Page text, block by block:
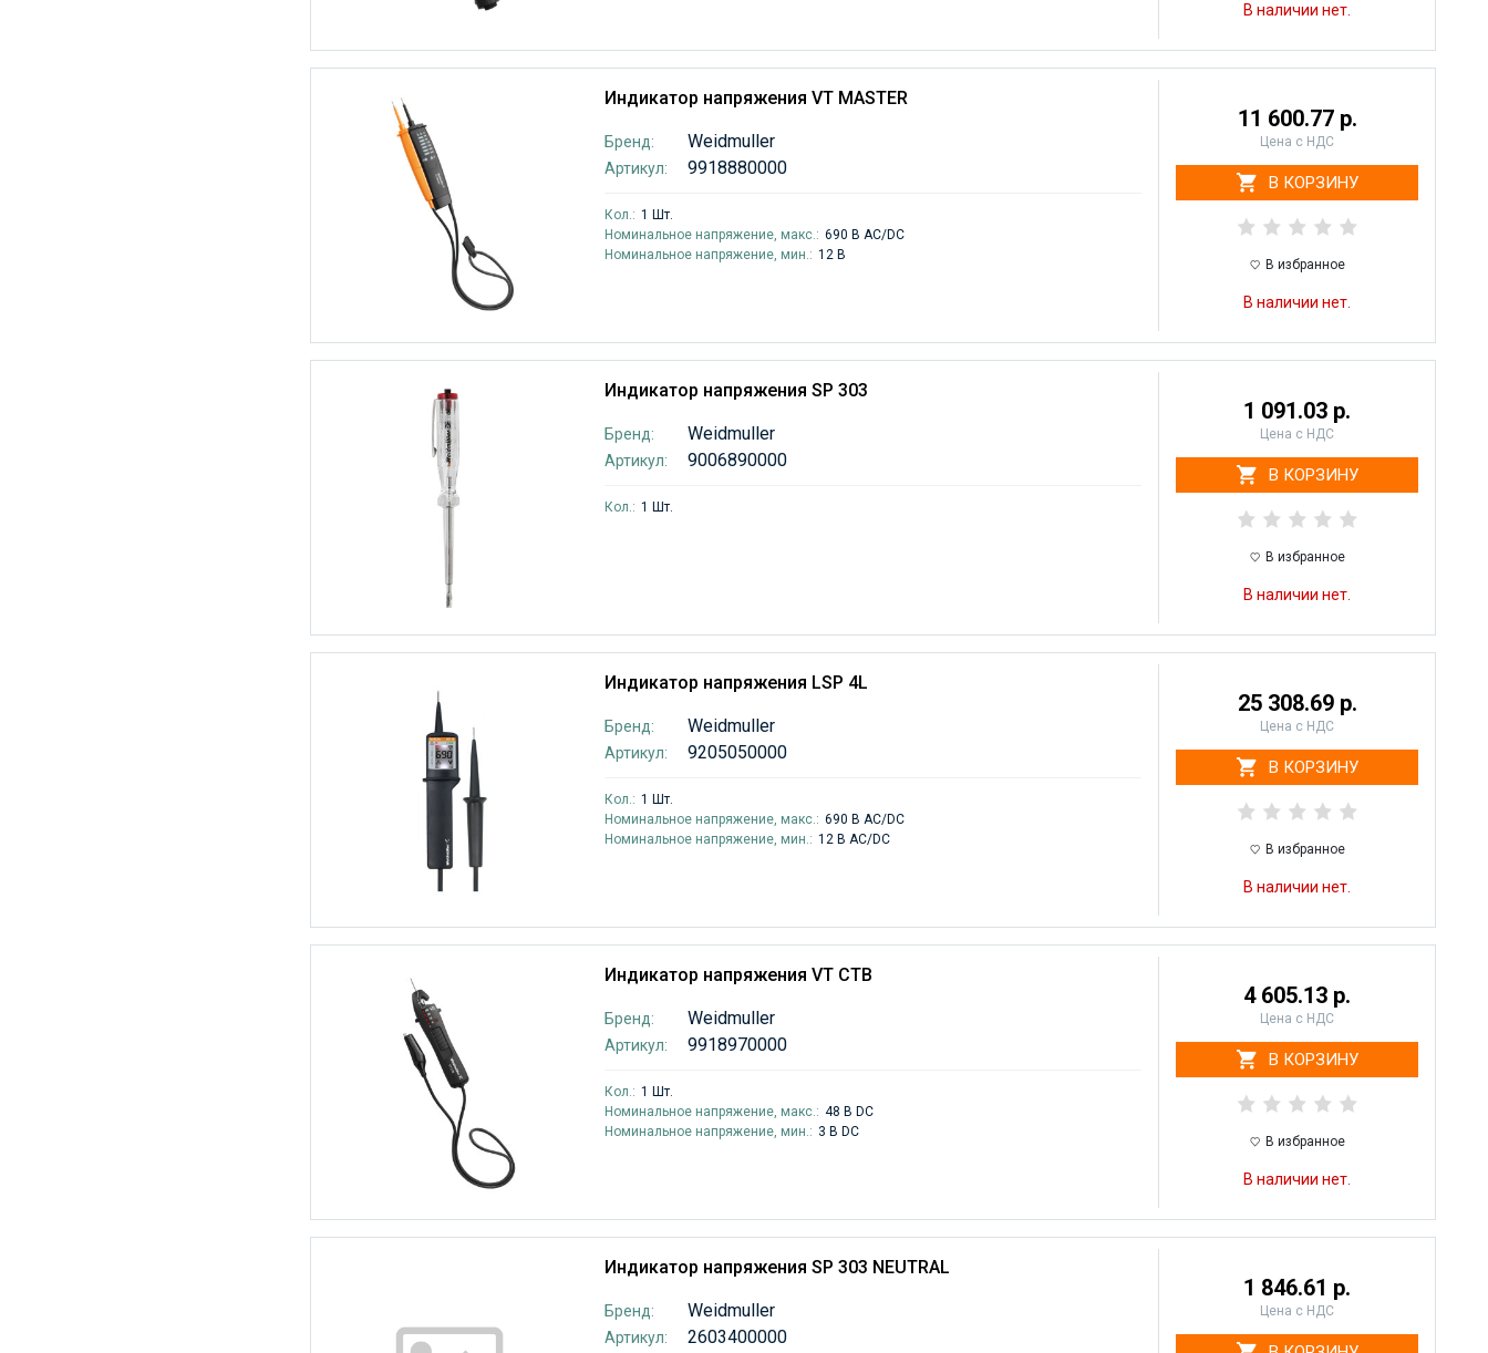
В наличии нет.
Индикатор напряжения VT MASTER
Бренд: Weidmuller
Артикул: 9918880000
Кол.: 1 Шт.
Номинальное напряжение, макс.: 690 В AC/DC
Номинальное напряжение, мин.: 12 В
11 600.77 р.
Цена с НДС
В КОРЗИНУ
В избранное
В наличии нет.
Индикатор напряжения SP 303
Бренд: Weidmuller
Артикул: 9006890000
Кол.: 1 Шт.
1 091.03 р.
Цена с НДС
В КОРЗИНУ
В избранное
В наличии нет.
Индикатор напряжения LSP 4L
Бренд: Weidmuller
Артикул: 9205050000
Кол.: 1 Шт.
Номинальное напряжение, макс.: 690 В AC/DC
Номинальное напряжение, мин.: 12 В AC/DC
25 308.69 р.
Цена с НДС
В КОРЗИНУ
В избранное
В наличии нет.
Индикатор напряжения VT CTB
Бренд: Weidmuller
Артикул: 9918970000
Кол.: 1 Шт.
Номинальное напряжение, макс.: 48 В DC
Номинальное напряжение, мин.: 3 В DC
4 605.13 р.
Цена с НДС
В КОРЗИНУ
В избранное
В наличии нет.
Индикатор напряжения SP 303 NEUTRAL
Бренд: Weidmuller
Артикул: 2603400000
1 846.61 р.
Цена с НДС